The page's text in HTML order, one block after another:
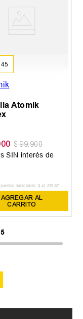
45
Atomik
$ 99.900
SIN interés de
nacionales: $ 41 .239 ,67
AGREGAR AL
CARRITO